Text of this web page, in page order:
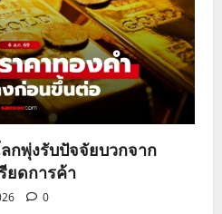
กพุ่งรับปัจจัยบวกจาก
ยดการค้า
0